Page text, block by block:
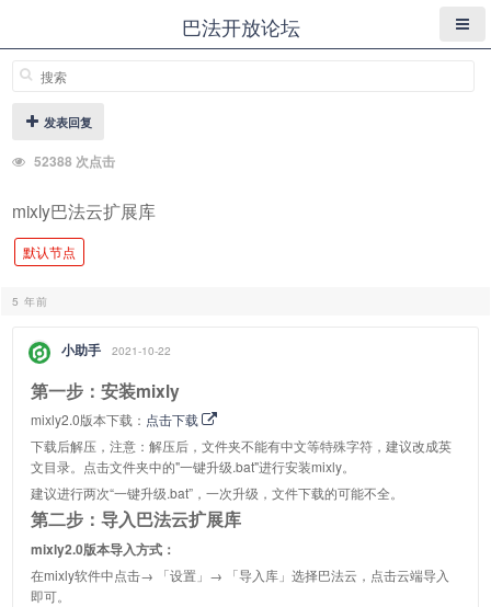
巴法开放论坛
发表回复
52388 次点击
mixly巴法云扩展库
默认节点
5 年前
小助手 2021-10-22
第一步：安装mixly
mixly2.0版本下载： 点击下载
下载后解压，注意：解压后，文件夹不能有中文等特殊字符，建议改成英
文目录。点击文件夹中的"一键升级.bat"进行安装mixly。
建议进行两次“一键升级.bat”，一次升级，文件下载的可能不全。
第二步：导入巴法云扩展库
mixly2.0版本导入方式：
在mixly软件中点击→ 「设置」→ 「导入库」选择巴法云，点击云端导入
即可。